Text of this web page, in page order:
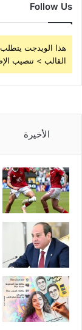
Follow Us
هذا الويدجت يتطلب
القالب > تنصيب
الأخيرة